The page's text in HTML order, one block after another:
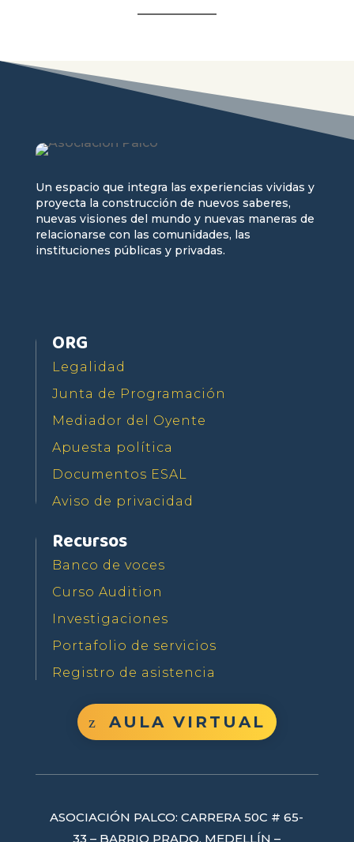
Un espacio que integra las experiencias vividas y
proyecta la construcción de nuevos saberes,
nuevas visiones del mundo y nuevas maneras de
relacionarse con las comunidades, las
instituciones públicas y privadas.
ORG
Legalidad
Junta de Programación
Mediador del Oyente
Apuesta política
Documentos ESAL
Aviso de privacidad
Recursos
Banco de voces
Curso Audition
Investigaciones
Portafolio de servicios
Registro de asistencia
AULA VIRTUAL
ASOCIACIÓN PALCO: CARRERA 50C # 65-
33 – BARRIO PRADO, MEDELLÍN –